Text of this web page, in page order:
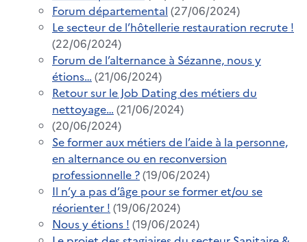
Forum départemental (27/06/2024)
Le secteur de l’hôtellerie restauration recrute !
(22/06/2024)
Forum de l’alternance à Sézanne, nous y
étions… (21/06/2024)
Retour sur le Job Dating des métiers du
nettoyage… (21/06/2024)
(20/06/2024)
Se former aux métiers de l’aide à la personne,
en alternance ou en reconversion
professionnelle ?(19/06/2024)
Il n’y a pas d’âge pour se former et/ou se
réorienter ! (19/06/2024)
Nous y étions ! (19/06/2024)